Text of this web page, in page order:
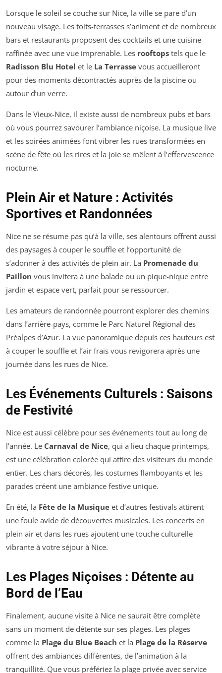
Lorsque le soleil se couche sur Nice, la ville se pare d’un
nouveau visage. Les toits-terrasses s’animent et de nombreux
bars et restaurants proposent des cocktails et une cuisine
raffinée avec une vue imprenable. Les rooftops tels que le
Radisson Blu Hotel et le La Terrasse vous accueilleront
pour des moments décontractés auprès de la piscine ou
autour d’un verre.
Dans le Vieux-Nice, il existe aussi de nombreux pubs et bars
où vous pourrez savourer l’ambiance niçoise. La musique live
et les soirées animées font vibrer les rues transformées en
scène de fête où les rires et la joie se mêlent à l’effervescence
nocturne.
Plein Air et Nature : Activités
Sportives et Randonnées
Nice ne se résume pas qu’à la ville, ses alentours offrent aussi
des paysages à couper le souffle et l’opportunité de
s’adonner à des activités de plein air. La Promenade du
Paillon vous invitera à une balade ou un pique-nique entre
jardin et espace vert, parfait pour se ressourcer.
Les amateurs de randonnée pourront explorer des chemins
dans l’arrière-pays, comme le Parc Naturel Régional des
Préalpes d’Azur. La vue panoramique depuis ces hauteurs est
à couper le souffle et l’air frais vous revigorera après une
journée dans les rues de Nice.
Les Événements Culturels : Saisons
de Festivité
Nice est aussi célèbre pour ses événements tout au long de
l’année. Le Carnaval de Nice, qui a lieu chaque printemps,
est une célébration colorée qui attire des visiteurs du monde
entier. Les chars décorés, les costumes flamboyants et les
parades créent une ambiance festive unique.
En été, la Fête de la Musique et d’autres festivals attirent
une foule avide de découvertes musicales. Les concerts en
plein air et dans les rues ajoutent une touche culturelle
vibrante à votre séjour à Nice.
Les Plages Niçoises : Détente au
Bord de l’Eau
Finalement, aucune visite à Nice ne saurait être complète
sans un moment de détente sur ses plages. Les plages
comme la Plage du Blue Beach et la Plage de la Réserve
offrent des ambiances différentes, de l’animation à la
tranquillité. Que vous préfériez la plage privée avec service